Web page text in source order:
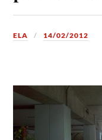
ELA 14/02/2012